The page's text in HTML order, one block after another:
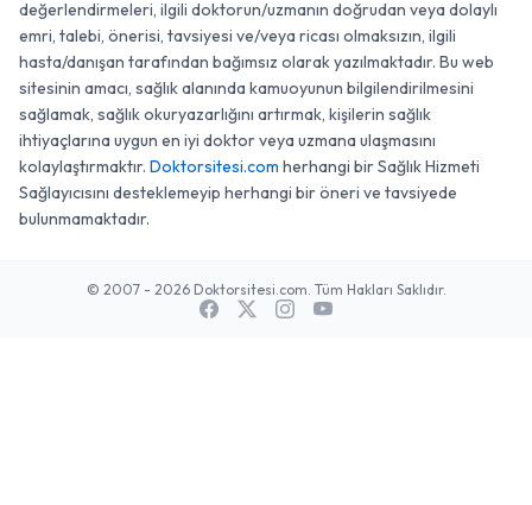
değerlendirmeleri, ilgili doktorun/uzmanın doğrudan veya dolaylı
emri, talebi, önerisi, tavsiyesi ve/veya ricası olmaksızın, ilgili
hasta/danışan tarafından bağımsız olarak yazılmaktadır. Bu web
sitesinin amacı, sağlık alanında kamuoyunun bilgilendirilmesini
sağlamak, sağlık okuryazarlığını artırmak, kişilerin sağlık
ihtiyaçlarına uygun en iyi doktor veya uzmana ulaşmasını
kolaylaştırmaktır. Doktorsitesi.com herhangi bir Sağlık Hizmeti
Sağlayıcısını desteklemeyip herhangi bir öneri ve tavsiyede
bulunmamaktadır.
© 2007 - 2026 Doktorsitesi.com. Tüm Hakları Saklıdır.